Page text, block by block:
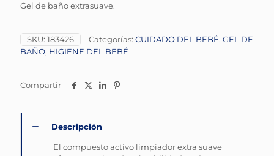
Gel de baño extrasuave.
SKU: 183426 Categorías: CUIDADO DEL BEBÉ, GEL DE
BAÑO, HIGIENE DEL BEBÉ
Compartir
Descripción
El compuesto activo limpiador extra suave